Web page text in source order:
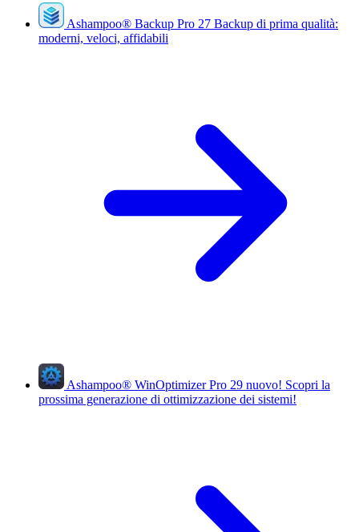
Ashampoo® Backup Pro 27 Backup di prima qualità:
moderni, veloci, affidabili
Ashampoo® WinOptimizer Pro 29 nuovo! Scopri la
prossima generazione di ottimizzazione dei sistemi!